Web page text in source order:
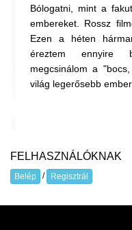
Bólogatni, mint a
embereket. Rossz
Ezen a héten
éreztem ennyire
megcsinálom a
világ legerősebb
FELHASZNÁLÓKNAK
Belép / Regisztrál